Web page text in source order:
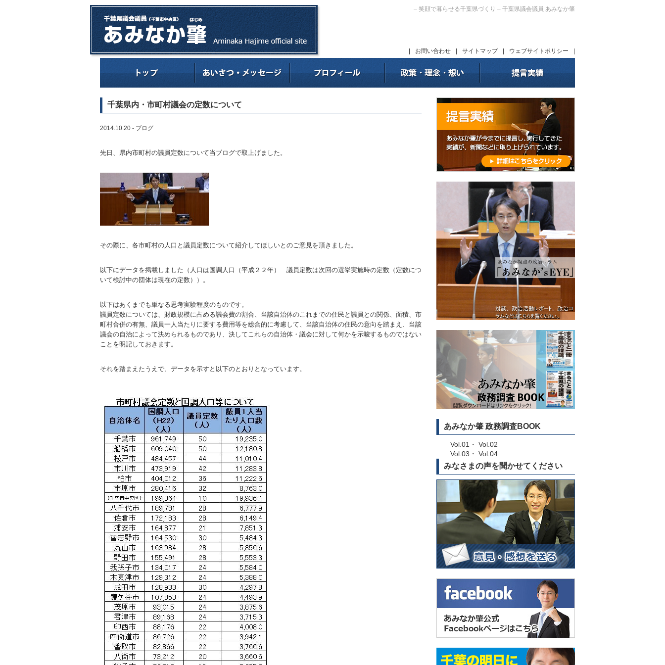
– 笑顔で暮らせる千葉県づくり – 千葉県議会議員 あみなか肇
お問い合わせ サイトマップ ウェブサイトポリシー
千葉県内・市町村議会の定数について
2014.10.20 - ブログ
先日、県内市町村の議員定数について当ブログで取上げました。
その際に、各市町村の人口と議員定数について紹介してほしいとのご意見を頂きました。
以下にデータを掲載しました（人口は国調人口（平成２２年） 議員定数は次回の選挙実施時の定数（定数につ
いて検討中の団体は現在の定数））。
以下はあくまでも単なる思考実験程度のものです。
議員定数については、財政規模に占める議会費の割合、当該自治体のこれまでの住民と議員との関係、面積、市
町村合併の有無、議員一人当たりに要する費用等を総合的に考慮して、当該自治体の住民の意向を踏まえ、当該
議会の自治によって決められるものであり、決してこれらの自治体・議会に対して何かを示唆するものではない
ことを明記しておきます。
それを踏まえたうえで、データを示すと以下のとおりとなっています。
あみなか肇 政務調査BOOK
Vol.01 ・ Vol.02
Vol.03 ・ Vol.04
みなさまの声を聞かせてください